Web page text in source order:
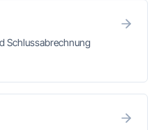
Schlussabrechnung